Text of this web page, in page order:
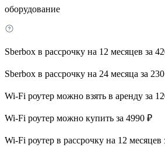
оборудование
Sberbox в рассрочку на 12 месяцев за
Sberbox в рассрочку на 24 месяца за
Wi-Fi роутер можно взять в аренду за
Wi-Fi роутер можно купить за 4990 ₽
Wi-Fi роутер в рассрочку на 12 месяцев